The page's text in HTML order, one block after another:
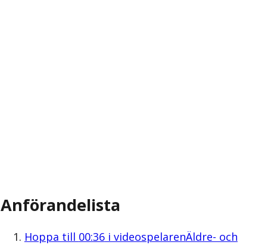
Anförandelista
Hoppa till 00:36i videospelarenÄldre- och